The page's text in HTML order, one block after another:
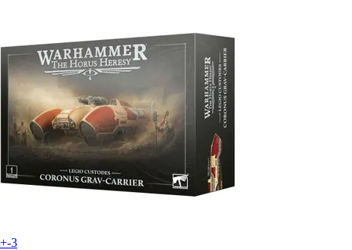
+-3